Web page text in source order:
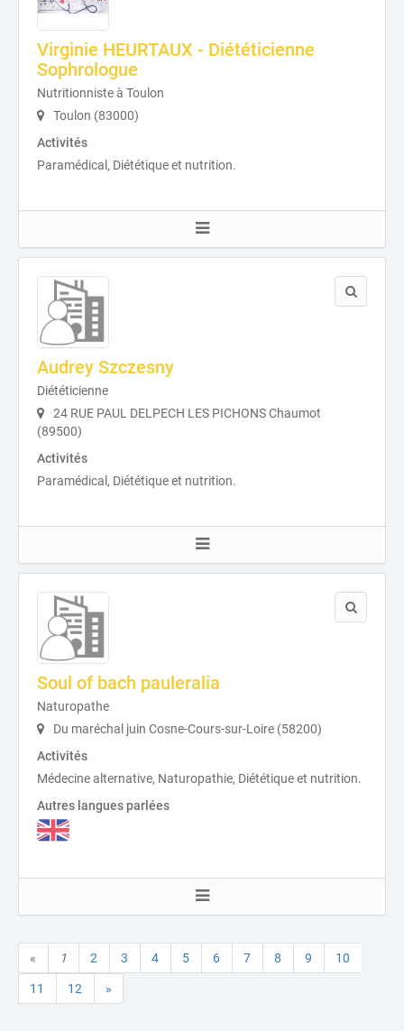
Virginie HEURTAUX - Diététicienne
Sophrologue
Nutritionniste à Toulon
Toulon (83000)
Activités
Paramédical, Diététique et nutrition.
Audrey Szczesny
Diététicienne
24 RUE PAUL DELPECH LES PICHONS Chaumot
(89500)
Activités
Paramédical, Diététique et nutrition.
Soul of bach pauleralia
Naturopathe
Du maréchal juin Cosne-Cours-sur-Loire (58200)
Activités
Médecine alternative, Naturopathie, Diététique et nutrition.
Autres langues parlées
« 1 2 3 4 5 6 7 8 9 10
11 12 »